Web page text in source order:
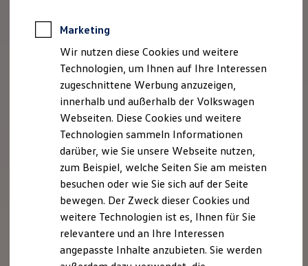
Rekuperation
Laden unterwegs
Laden Zuhause
Ladestationen finden
Ladezeitensimulator
Batterie
Sicherheit
Nachhaltigkeit
Technologie
Kosten und Kauf
Verbrauchskosten
Kaufoptionen
E-Auto-Förderung
Software und Konnektivität
Die ID. Software 6
ID. Software Versionen und Updates
Digitale Extras
Schnittstellen zu Ihrem ID.
Marketing
Wir nutzen diese Cookies und weitere
Technologien, um Ihnen auf Ihre Interessen
zugeschnittene Werbung anzuzeigen,
innerhalb und außerhalb der Volkswagen
Webseiten. Diese Cookies und weitere
Technologien sammeln Informationen
darüber, wie Sie unsere Webseite nutzen,
zum Beispiel, welche Seiten Sie am meisten
besuchen oder wie Sie sich auf der Seite
bewegen. Der Zweck dieser Cookies und
weitere Technologien ist es, Ihnen für Sie
relevantere und an Ihre Interessen
angepasste Inhalte anzubieten. Sie werden